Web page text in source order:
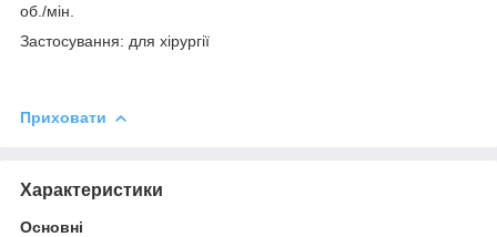
об./мін.
Застосування: для хірургії
Приховати
Характеристики
Основні